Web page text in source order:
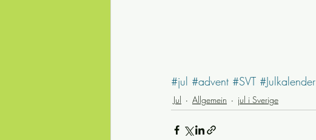
#jul #advent #SVT #Julkalender
Jul Allgemein jul i Sverige